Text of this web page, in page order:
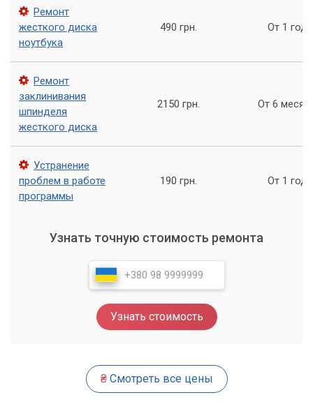
Ремонт
жесткого диска
ноутбука
490 грн. От 1 года
Ремонт
заклинивания
шпинделя
жесткого диска
2150 грн. От 6
Устранение
проблем в работе
программы
190 грн. От 1 года
Узнать точную стоимость ремонта
Узнать стоимость
₴Смотреть все цены